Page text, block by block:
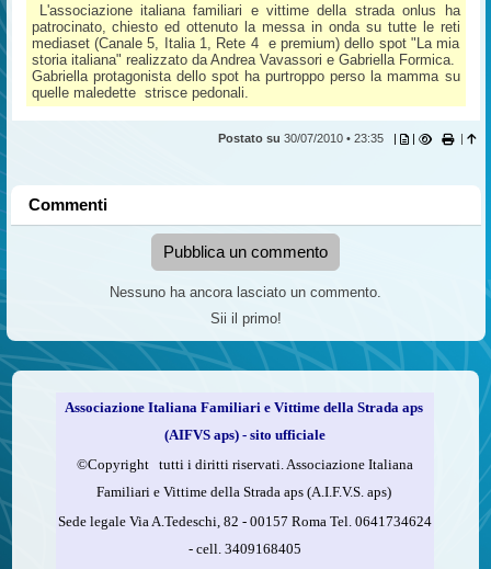
L'associazione italiana familiari e vittime della strada onlus ha
patrocinato, chiesto ed ottenuto la messa in onda su tutte le reti
mediaset (Canale 5, Italia 1, Rete 4 e premium) dello spot "La mia
storia italiana" realizzato da Andrea Vavassori e Gabriella Formica.
Gabriella protagonista dello spot ha purtroppo perso la mamma su
quelle maledette strisce pedonali.
Postato su 30/07/2010 • 23:35 | | |
Commenti
Pubblica un commento
Nessuno ha ancora lasciato un commento.
Sii il primo!
Associazione Italiana Familiari e Vittime della Strada aps
(AIFVS aps) - sito ufficiale
©​Copyright tutti i diritti riservati. Associazione Italiana
Familiari e Vittime della Strada aps (A.I.F.V.S. aps)
Sede legale Via A.Tedeschi, 82 - 00157 Roma Tel. 0641734624
-cell.3409168405